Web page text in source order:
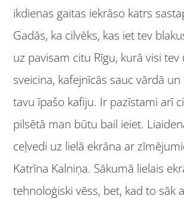
ikdienas gaitas iekrāso katrs
Gadās, ka cilvēks, kas iet tev
uz pavisam citu Rīgu, kurā visi
sveicina, kafejnīcās sauc vārdā
tavu īpašo kafiju. Ir pazīstami arī
pilsētā man būtu bail ieiet.
ceļvedi uz lielā ekrāna ar
Katrīna Kalniņa. Sākumā lielais
tehnoloģiski vēss, bet, kad to sāk